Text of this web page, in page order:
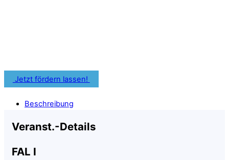
Jetzt fördern lassen!
Beschreibung
Veranst.-Details
FAL I